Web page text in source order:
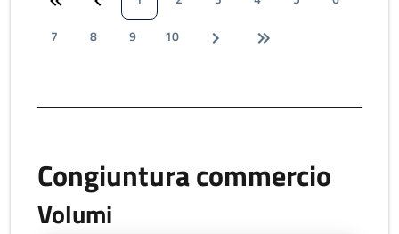
7
8 9 10
Congiuntura commercio
Volumi